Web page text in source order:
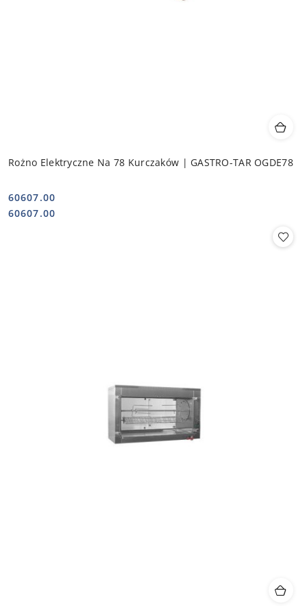
Rożno Elektryczne Na 78 Kurczaków | GASTRO-TAR OGDE78
Cena:
60607.00
Cena:
60607.00